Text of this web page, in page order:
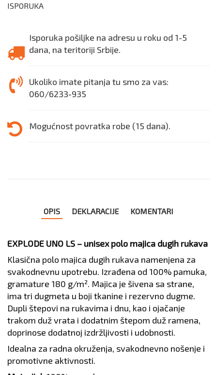
ISPORUKA
Isporuka pošiljke na adresu u roku od 1-5
dana, na teritoriji Srbije.
Ukoliko imate pitanja tu smo za vas:
060/6233-935
Mogućnost povratka robe (15 dana).
OPIS DEKLARACIJE KOMENTARI
EXPLODE UNO LS – unisex polo majica dugih rukava
Klasična polo majica dugih rukava namenjena za
svakodnevnu upotrebu. Izrađena od 100% pamuka,
gramature 180 g/m². Majica je šivena sa strane,
ima tri dugmeta u boji tkanine i rezervno dugme.
Dupli štepovi na rukavima i dnu, kao i ojačanje
trakom duž vrata i dodatnim štepom duž ramena,
doprinose dodatnoj izdržljivosti i udobnosti.
Idealna za radna okruženja, svakodnevno nošenje i
promotivne aktivnosti.